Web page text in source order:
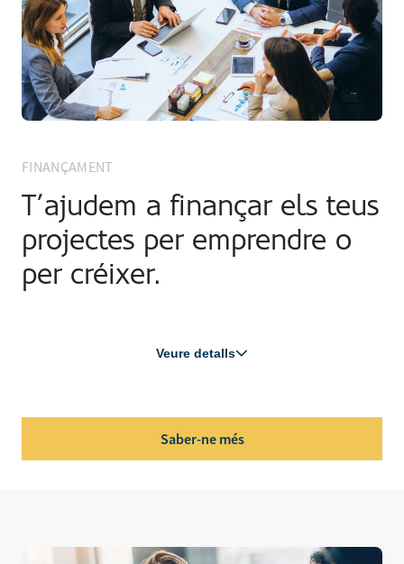
FINANÇAMENT
T’ajudem a finançar els teus
projectes per emprendre o
per créixer.
Veure detalls
Saber-ne més